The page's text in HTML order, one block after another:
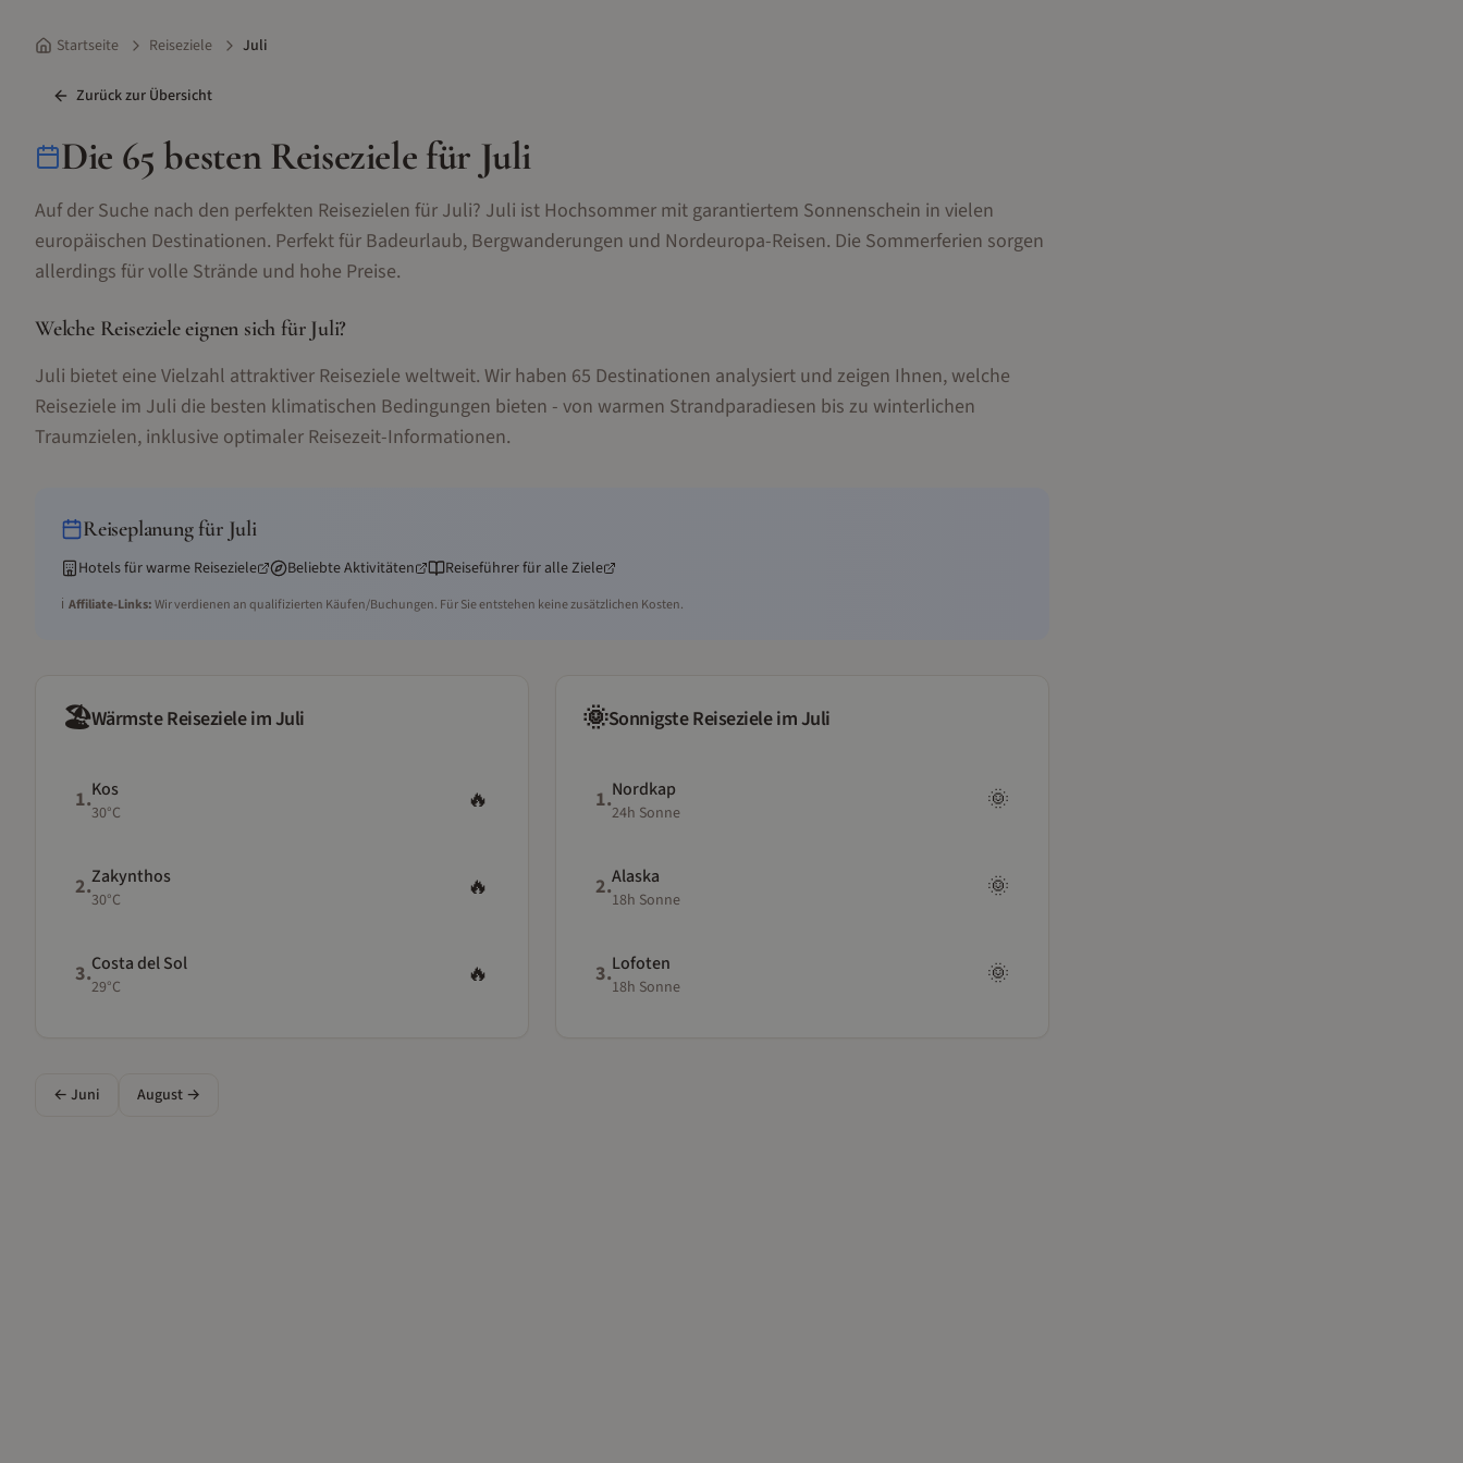
Startseite Reiseziele Juli
Zurück zur Übersicht
Die 65 besten Reiseziele für Juli
Auf der Suche nach den perfekten Reisezielen für Juli? Juli ist Hochsommer mit garantiertem Sonnenschein in vielen
europäischen Destinationen. Perfekt für Badeurlaub, Bergwanderungen und Nordeuropa-Reisen. Die Sommerferien sorgen
allerdings für volle Strände und hohe Preise.
Welche Reiseziele eignen sich für Juli?
Juli bietet eine Vielzahl attraktiver Reiseziele weltweit. Wir haben 65 Destinationen analysiert und zeigen Ihnen, welche
Reiseziele im Juli die besten klimatischen Bedingungen bieten - von warmen Strandparadiesen bis zu winterlichen
Traumzielen, inklusive optimaler Reisezeit-Informationen.
Reiseplanung für Juli
Hotels für warme Reiseziele Beliebte Aktivitäten Reiseführer für alle Ziele
ℹ️ Affiliate-Links:Wir verdienen an qualifizierten Käufen/Buchungen. Für Sie entstehen keine zusätzlichen Kosten.
🏖️Wärmste Reiseziele imJuli
1.Kos
30°C 🔥
2.Zakynthos
30°C 🔥
3.Costa del Sol
29°C 🔥
🌞Sonnigste Reiseziele im Juli
1.Nordkap
24h Sonne 🌞
2.Alaska
18h Sonne 🌞
3.Lofoten
18h Sonne 🌞
← Juni August →